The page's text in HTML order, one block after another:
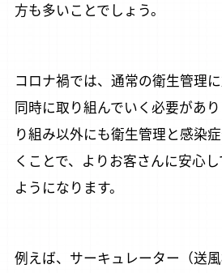
方も多いことでしょう。
コロナ禍では、通常の衛生管理
同時に取り組んでいく必要があ
り組み以外にも衛生管理と感染
くことで、よりお客さんに安心
ようになります。
例えば、サーキュレーター（送